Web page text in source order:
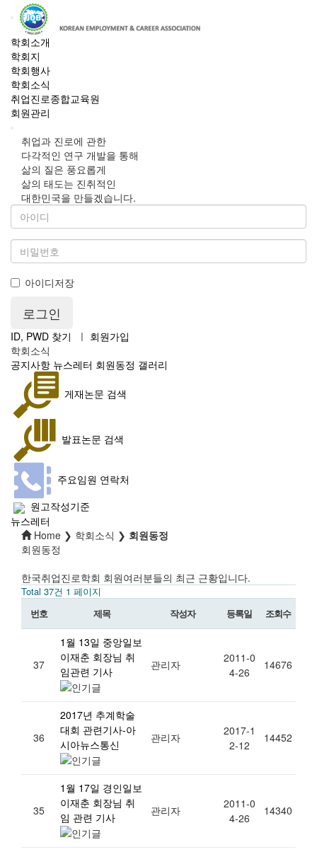
학회소개
학회지
학회행사
학회소식
취업진로종합교육원
회원관리
취업과 진로에 관한
다각적인 연구 개발을 통해
삶의 질은 풍요롭게
삶의 태도는 진취적인
대한민국을 만들겠습니다.
아이디저장
ID, PWD 찾기 ㅣ 회원가입
학회소식
공지사항 뉴스레터 회원동정 갤러리
게재논문 검색
발표논문 검색
주요임원 연락처
원고작성기준
뉴스레터
Home ❯ 학회소식 ❯ 회원동정
회원동정
한국취업진로학회 회원여러분들의 최근 근황입니다.
Total 37건 1 페이지
번호
제목 작성자 등록일 조회수
37
1월 13일 중앙일보
이재춘 회장님 취
임관련 기사
관리자
2011-0
4-26
14676
36
2017년 추계학술
대회 관련기사-아
시아뉴스통신
관리자
2017-1
2-12
14452
35
1월 17일 경인일보
이재춘 회장님 취
임 관련 기사
관리자
2011-0
4-26
14340